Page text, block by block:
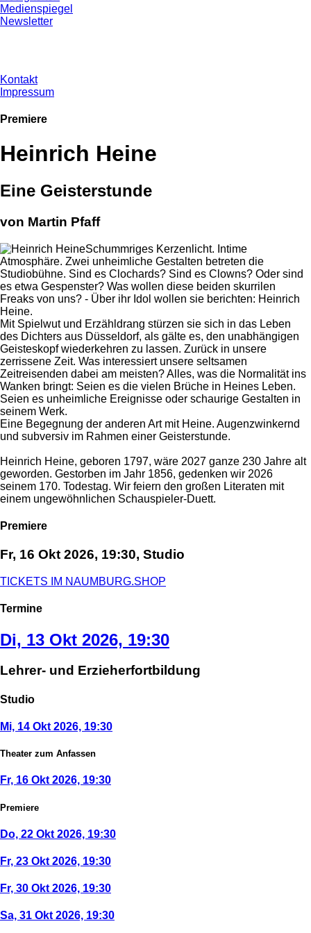
Medienspiegel
Newsletter
Kontakt
Impressum
Premiere
Heinrich Heine
Eine Geisterstunde
von Martin Pfaff
Schummriges Kerzenlicht. Intime
Atmosphäre. Zwei unheimliche Gestalten betreten die
Studiobühne. Sind es Clochards? Sind es Clowns? Oder sind
es etwa Gespenster? Was wollen diese beiden skurrilen
Freaks von uns? - Über ihr Idol wollen sie berichten: Heinrich
Heine.
Mit Spielwut und Erzähldrang stürzen sie sich in das Leben
des Dichters aus Düsseldorf, als gälte es, den unabhängigen
Geisteskopf wiederkehren zu lassen. Zurück in unsere
zerrissene Zeit. Was interessiert unsere seltsamen
Zeitreisenden dabei am meisten? Alles, was die Normalität ins
Wanken bringt: Seien es die vielen Brüche in Heines Leben.
Seien es unheimliche Ereignisse oder schaurige Gestalten in
seinem Werk.
Eine Begegnung der anderen Art mit Heine. Augenzwinkernd
und subversiv im Rahmen einer Geisterstunde.
Heinrich Heine, geboren 1797, wäre 2027 ganze 230 Jahre alt
geworden. Gestorben im Jahr 1856, gedenken wir 2026
seinem 170. Todestag. Wir feiern den großen Literaten mit
einem ungewöhnlichen Schauspieler-Duett.
Premiere
Fr, 16 Okt 2026, 19:30, Studio
TICKETS IM NAUMBURG.SHOP
Termine
Di, 13 Okt 2026, 19:30
Lehrer- und Erzieherfortbildung
Studio
Mi, 14 Okt 2026, 19:30
Theater zum Anfassen
Fr, 16 Okt 2026, 19:30
Premiere
Do, 22 Okt 2026, 19:30
Fr, 23 Okt 2026, 19:30
Fr, 30 Okt 2026, 19:30
Sa, 31 Okt 2026, 19:30